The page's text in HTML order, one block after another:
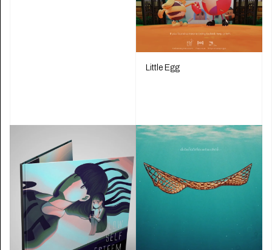
Little Egg